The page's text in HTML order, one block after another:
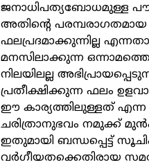
ജനാധിപത്യബോധമുള്ള
അതിന്റെ
ഫലപ്രദമാക്കുന്നില്ല
മനസിലാക്കുന്ന
നിലയിലല്ല
പ്രതീക്ഷിക്കുന്ന ഫലം
ഈ കാര്യത്തിലുള്ളത്
ചരിത്രാനുഭവം നമുക്ക്
ഇതുമായി ബന്ധപ്പെട്ട്
വർഗീയതക്കെതിരായ